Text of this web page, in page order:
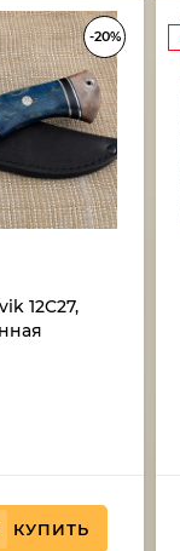
-20%
12C27,
КУПИТЬ